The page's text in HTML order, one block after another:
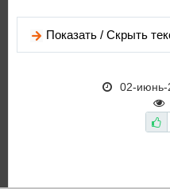
Показать / Скрыть
02-июнь-